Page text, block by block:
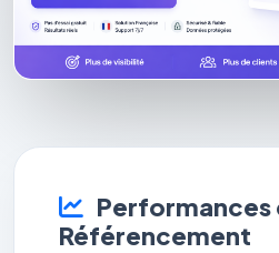
Performances
Référencement